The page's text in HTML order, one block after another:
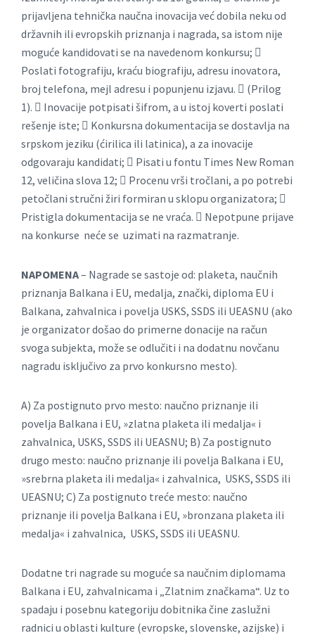
prijavljena tehnička naučna inovacija već dobila neku od
državnih ili evropskih priznanja i nagrada, sa istom nije
moguće kandidovati se na navedenom konkursu; 
Poslati fotografiju, kraću biografiju, adresu inovatora,
broj telefona, mejl adresu i popunjenu izjavu.  (Prilog
1).  Inovacije potpisati šifrom, a u istoj koverti poslati
rešenje iste;  Konkursna dokumentacija se dostavlja na
srpskom jeziku (ćirilica ili latinica), a za inovacije
odgovaraju kandidati;  Pisati u fontu Times New Roman
12, veličina slova 12;  Procenu vrši tročlani, a po potrebi
petočlani stručni žiri formiran u sklopu organizatora; 
Pristigla dokumentacija se ne vraća.  Nepotpune prijave
na konkurse neće se uzimati na razmatranje.
NAPOMENA– Nagrade se sastoje od: plaketa, naučnih
priznanja Balkana i EU, medalja, znački, diploma EU i
Balkana, zahvalnica i povelja USKS, SSDS ili UEASNU (ako
je organizator došao do primerne donacije na račun
svoga subjekta, može se odlučiti i na dodatnu novčanu
nagradu isključivo za prvo konkursno mesto).
A) Za postignuto prvo mesto: naučno priznanje ili
povelja Balkana i EU, »zlatna plaketa ili medalja« i
zahvalnica, USKS, SSDS ili UEASNU; B) Za postignuto
drugo mesto: naučno priznanje ili povelja Balkana i EU,
»srebrna plaketa ili medalja« i zahvalnica, USKS, SSDS ili
UEASNU; C) Za postignuto treće mesto: naučno
priznanje ili povelja Balkana i EU, »bronzana plaketa ili
medalja« i zahvalnica, USKS, SSDS ili UEASNU.
Dodatne tri nagrade su moguće sa naučnim diplomama
Balkana i EU, zahvalnicama i „Zlatnim značkama“. Uz to
spadaju i posebnu kategoriju dobitnika čine zaslužni
radnici u oblasti kulture (evropske, slovenske, azijske) i